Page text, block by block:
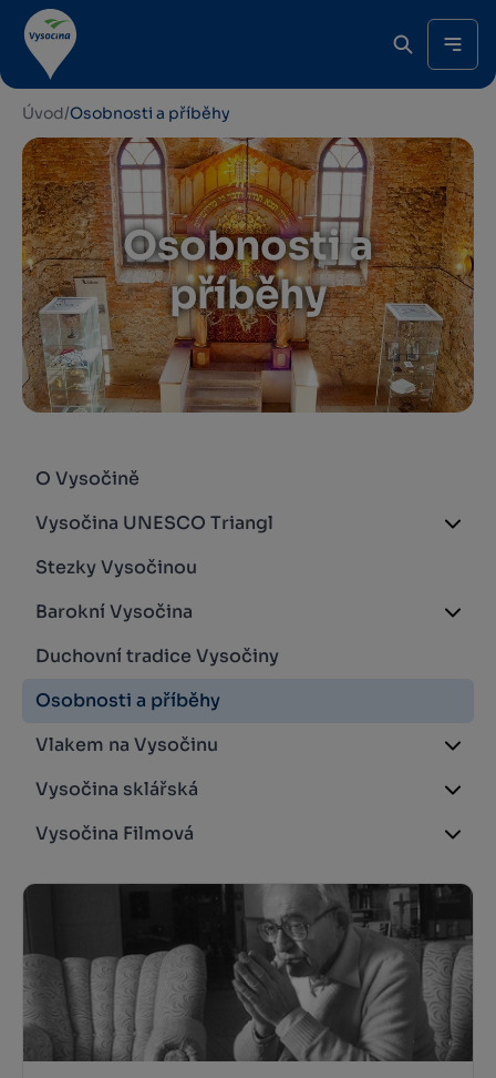
Úvod/Osobnosti a příběhy
Osobnosti a
příběhy
O Vysočině
Vysočina UNESCO Triangl
Stezky Vysočinou
Barokní Vysočina
Duchovní tradice Vysočiny
Osobnosti a příběhy
Vlakem na Vysočinu
Vysočina sklářská
Vysočina Filmová